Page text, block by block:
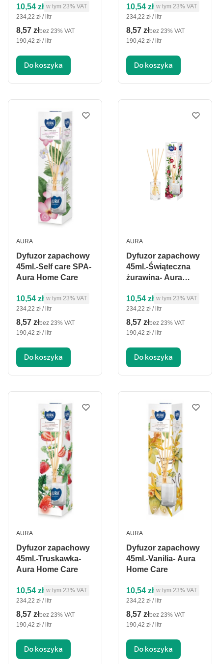
Cena brutto
10,54 zł w tym %s VAT
w tym 23% VAT
Cena jednostkowa brutto
234,22 zł / litr
Cena netto
8,57 złbez 23% VAT
Cena jednostkowa netto
190,42 zł / litr
Do koszyka
Cena brutto
10,54 zł w tym %s VAT
w tym 23% VAT
Cena jednostkowa brutto
234,22 zł / litr
Cena netto
8,57 złbez 23% VAT
Cena jednostkowa netto
190,42 zł / litr
Do koszyka
Dyfuzor zapachowy
45ml.-Self care SPA-
Aura Home Care
PRODUCENT
AURA
Cena brutto
10,54 zł w tym %s VAT
w tym 23% VAT
Cena jednostkowa brutto
234,22 zł / litr
Cena netto
8,57 złbez 23% VAT
Cena jednostkowa netto
190,42 zł / litr
Do koszyka
Dyfuzor zapachowy
45ml.-Świąteczna
żurawina- Aura
PRODUCENT
AURA
Cena brutto
10,54 zł w tym %s VAT
w tym 23% VAT
Cena jednostkowa brutto
234,22 zł / litr
Cena netto
8,57 złbez 23% VAT
Cena jednostkowa netto
190,42 zł / litr
Do koszyka
Dyfuzor zapachowy
45ml.-Truskawka-
Aura Home Care
PRODUCENT
AURA
Cena brutto
10,54 zł w tym %s VAT
w tym 23% VAT
Cena jednostkowa brutto
234,22 zł / litr
Cena netto
8,57 złbez 23% VAT
Cena jednostkowa netto
190,42 zł / litr
Do koszyka
Dyfuzor zapachowy
45ml.-Vanilia- Aura
Home Care
PRODUCENT
AURA
Cena brutto
10,54 zł w tym %s VAT
w tym 23% VAT
Cena jednostkowa brutto
234,22 zł / litr
Cena netto
8,57 złbez 23% VAT
Cena jednostkowa netto
190,42 zł / litr
Do koszyka